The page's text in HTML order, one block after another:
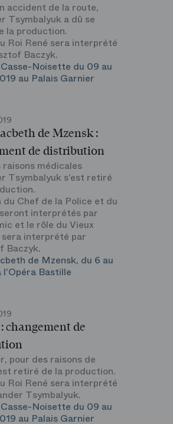
accident de la route,
Tsymbalyuk a dû se
la production.
Roi René sera interprété
Baczyk.
Noisette du 09 au
au Palais Garnier
de Mzensk :
de distribution
raisons médicales
Tsymbalyuk s’est retiré
du Chef de la Police et du
interprétés par
et le rôle du Vieux
sera interprété par
Baczyk.
de Mzensk, du 6 au
l'Opéra Bastille
changement de
pour des raisons de
retiré de la production.
Roi René sera interprété
Tsymbalyuk.
Noisette du 09 au
au Palais Garnier